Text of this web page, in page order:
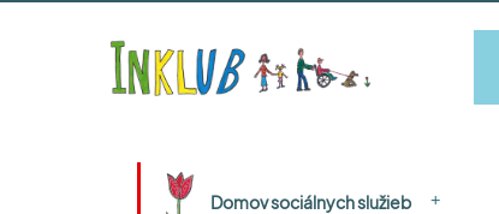
Domov sociálnych služieb +